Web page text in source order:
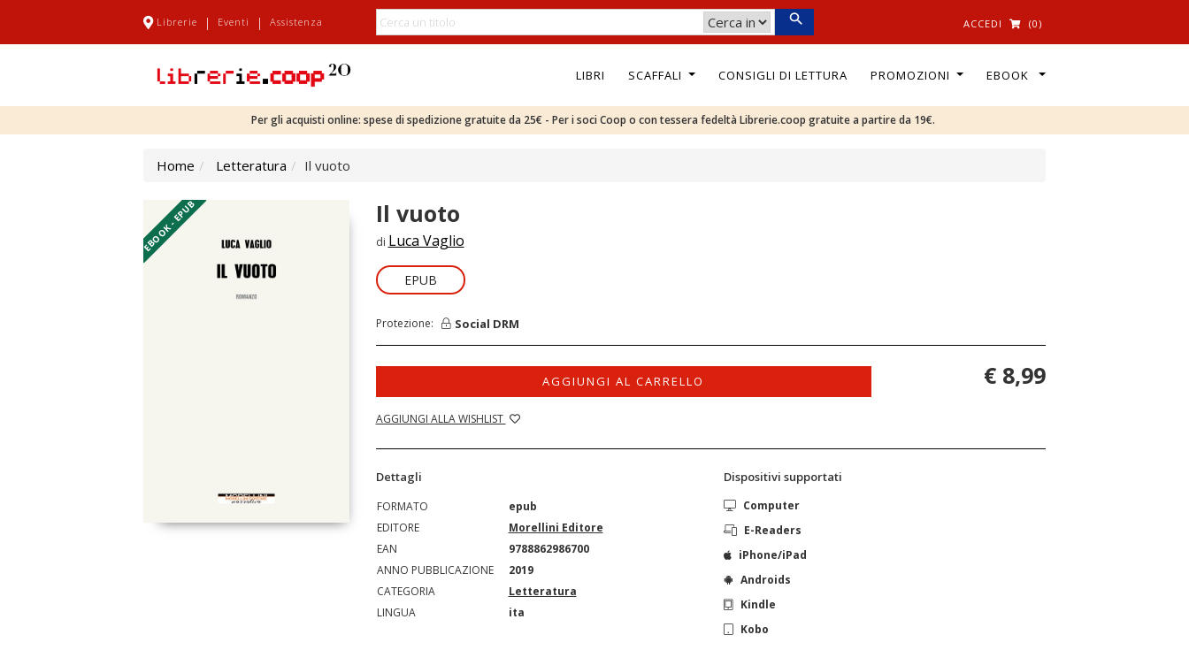
Librerie | Eventi | Assistenza ACCEDI (0)
LIBRI SCAFFALI CONSIGLI DI LETTURA PROMOZIONI EBOOK
Per gli acquisti online: spese di spedizione gratuite da 25€ - Per i soci Coop o con tessera fedeltà Librerie.coop gratuite a partire da 19€.
Home Letteratura Il vuoto
EBOOK - EPUB Il vuoto
di Luca Vaglio
EPUB
Protezione: Social DRM
AGGIUNGI AL CARRELLO
AGGIUNGI ALLA WISHLIST
€ 8,99
Dettagli
FORMATO
epub
EDITORE
Morellini Editore
EAN
9788862986700
ANNO PUBBLICAZIONE
2019
CATEGORIA
Letteratura
LINGUA
ita
Dispositivi supportati
Computer
E-Readers
iPhone/iPad
Androids
Kindle
Kobo